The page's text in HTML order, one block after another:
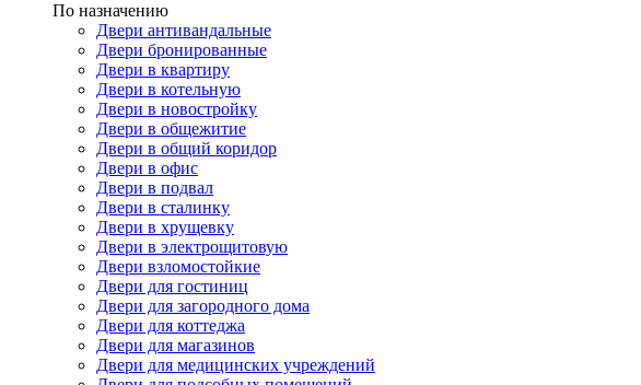
По назначению
Двери антивандальные
Двери бронированные
Двери в квартиру
Двери в котельную
Двери в новостройку
Двери в общежитие
Двери в общий коридор
Двери в офис
Двери в подвал
Двери в сталинку
Двери в хрущевку
Двери в электрощитовую
Двери взломостойкие
Двери для гостиниц
Двери для загородного дома
Двери для коттеджа
Двери для магазинов
Двери для медицинских учреждений